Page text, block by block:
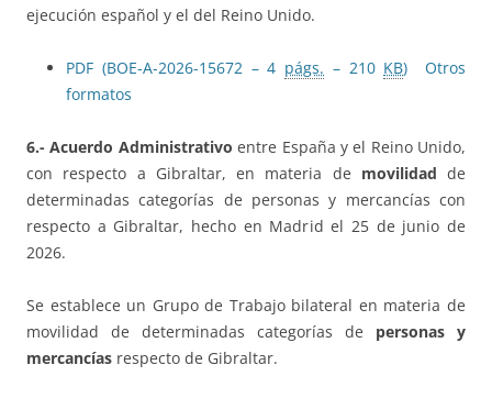
ejecución español y el del Reino Unido.
PDF (BOE-A-2026-15672 – 4 págs. – 210 KB)
Otros
formatos
6.- Acuerdo Administrativo entre España y el Reino Unido,
con respecto a Gibraltar, en materia de movilidad de
determinadas categorías de personas y mercancías con
respecto a Gibraltar, hecho en Madrid el 25 de junio de
2026.
Se establece un Grupo de Trabajo bilateral en materia de
movilidad de determinadas categorías de personas y
mercancías respecto de Gibraltar.